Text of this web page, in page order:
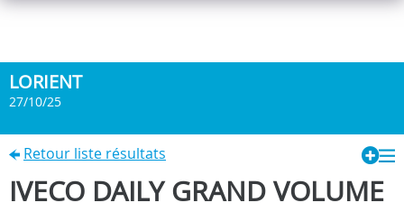
LORIENT
27/10/25
Retour liste résultats
IVECO DAILY GRAND VOLUME